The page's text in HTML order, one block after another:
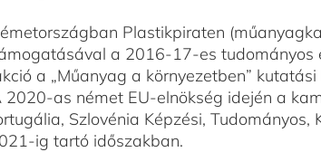
Plastikpiraten
a 2016-17-es tudományos
a „Műanyag a környezetben” kutatási
as német EU-elnökség idején a
Szlovénia Képzési, Tudományos,
ig tartó időszakban.